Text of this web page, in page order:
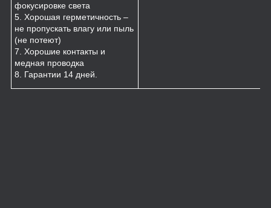
фокусировке света
5. Хорошая герметичность –
не пропускать влагу или пыль
(не потеют)
7. Хорошие контакты и
медная проводка
8. Гарантии 14 дней.